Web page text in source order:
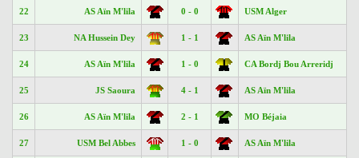
22 AS Aïn M'lila 0 - 0 USM Alger
23 NA Hussein Dey 1 - 1 AS Aïn M'lila
24 AS Aïn M'lila 1 - 0 CA Bordj Bou Arreridj
25 JS Saoura 4 - 1 AS Aïn M'lila
26 AS Aïn M'lila 2 - 1 MO Béjaia
27 USM Bel Abbes 1 - 0 AS Aïn M'lila